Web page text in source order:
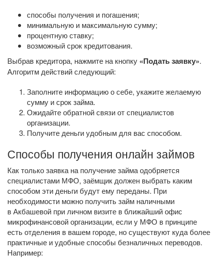
способы получения и погашения;
минимальную и максимальную сумму;
процентную ставку;
возможный срок кредитования.
Выбрав кредитора, нажмите на кнопку «Подать заявку».
Алгоритм действий следующий:
Заполните информацию о себе, укажите желаемую
сумму и срок займа.
Ожидайте обратной связи от специалистов
организации.
Получите деньги удобным для вас способом.
Способы получения онлайн займов
Как только заявка на получение займа одобряется
специалистами МФО, заёмщик должен выбрать каким
способом эти деньги будут ему переданы. При
необходимости можно получить займ наличными
в Акбашевой при личном визите в ближайший офис
микрофинансовой организации, если у МФО в принципе
есть отделения в вашем городе, но существуют куда более
практичные и удобные способы безналичных переводов.
Например: